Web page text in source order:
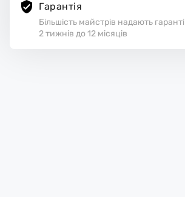
Гарантія
Більшість майстрів надають
2 тижнів до 12 місяців